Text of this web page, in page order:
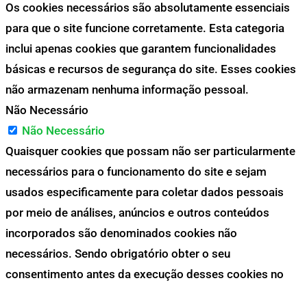
Os cookies necessários são absolutamente essenciais
para que o site funcione corretamente. Esta categoria
inclui apenas cookies que garantem funcionalidades
básicas e recursos de segurança do site. Esses cookies
não armazenam nenhuma informação pessoal.
Não Necessário
Não Necessário
Quaisquer cookies que possam não ser particularmente
necessários para o funcionamento do site e sejam
usados especificamente para coletar dados pessoais
por meio de análises, anúncios e outros conteúdos
incorporados são denominados cookies não
necessários. Sendo obrigatório obter o seu
consentimento antes da execução desses cookies no